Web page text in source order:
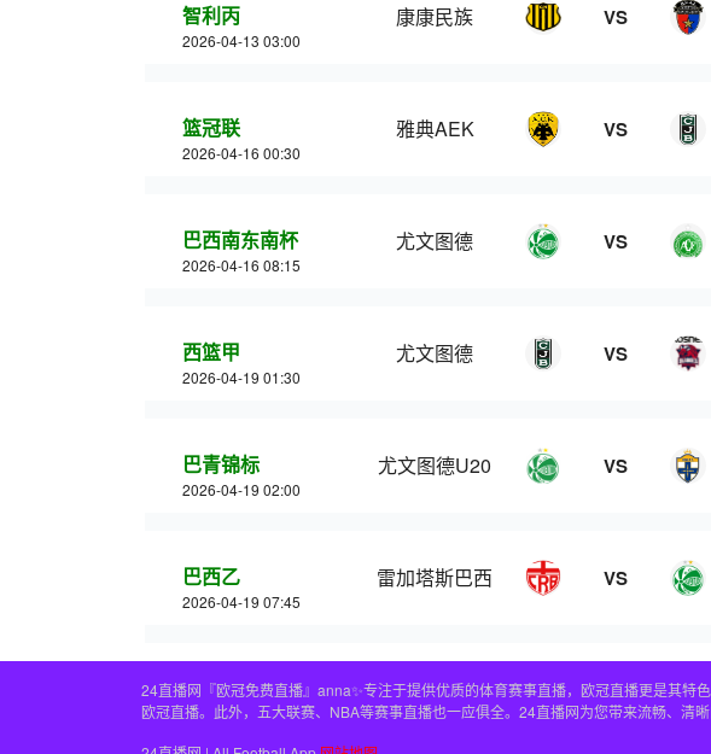
智利丙
2026-04-13 03:00
康康民族 VS
篮冠联
2026-04-16 00:30
雅典AEK VS
巴西南东南杯
2026-04-16 08:15
尤文图德 VS
西篮甲
2026-04-19 01:30
尤文图德 VS
巴青锦标
2026-04-19 02:00
尤文图德U20 VS
巴西乙
2026-04-19 07:45
雷加塔斯巴西 VS
24直播网『欧冠免费直播』anna✨专注于提供优质的体育赛事直播，欧冠直播更是其
欧冠直播。此外，五大联赛、NBA等赛事直播也一应俱全。24直播网为您带来流畅、清